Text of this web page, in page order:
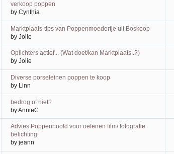
verkoop poppen
by Cynthia
Marktplaats-tips van Poppenmoedertje uit Boskoop
by Jolie
Oplichters actief... (Wat doet/kan Marktplaats..?)
by Jolie
Diverse porseleinen poppen te koop
by Linn
bedrog of niet?
byAnnieC
Advies Poppenhoofd voor oefenen film/ fotografie
belichting
by jeann